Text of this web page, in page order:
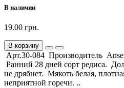
В наличии
19.00 грн.
В корзину
Арт.30-084 Производитель
Ранний 28 дней сорт редиса.
не дрябнет. Мякоть белая,
неприятной горечи. ..